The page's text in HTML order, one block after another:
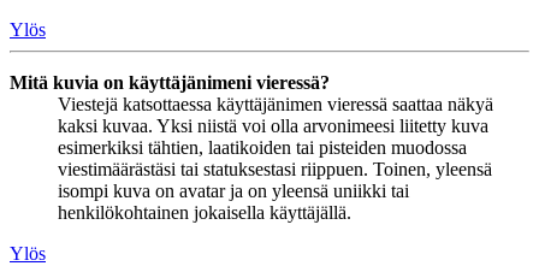
Ylös
Mitä kuvia on käyttäjänimeni vieressä?
Viestejä katsottaessa käyttäjänimen vieressä saattaa näkyä
kaksi kuvaa. Yksi niistä voi olla arvonimeesi liitetty kuva
esimerkiksi tähtien, laatikoiden tai pisteiden muodossa
viestimäärästäsi tai statuksestasi riippuen. Toinen, yleensä
isompi kuva on avatar ja on yleensä uniikki tai
henkilökohtainen jokaisella käyttäjällä.
Ylös